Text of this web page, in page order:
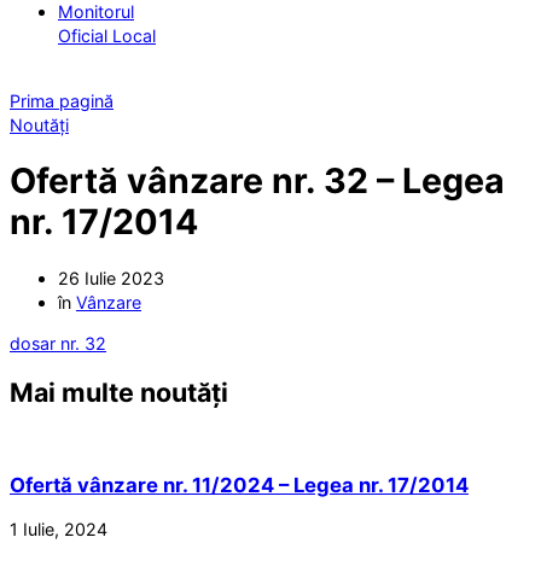
Monitorul
Oficial Local
Prima pagină
Noutăți
Ofertă vânzare nr. 32 – Legea
nr. 17/2014
26 Iulie 2023
în Vânzare
dosar nr. 32
Mai multe noutăți
Ofertă vânzare nr. 11/2024 – Legea nr. 17/2014
1 Iulie, 2024